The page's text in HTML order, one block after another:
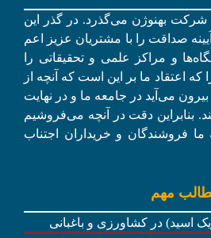
شرکت بهنوژن می‌گذرد. در گذر این
صداقت را با مشتریان عزیز اعم
و مراکز علمی و تحقیقاتی را
اعتقاد ما بر این است که آنچه از
می‌آید در جامعه ما و در نهایت
بنابراین دقت در آنچه می‌فروشیم
فروشندگان و خریداران اجتناب
مهم
اسید) در کشاورزی و باغبانی